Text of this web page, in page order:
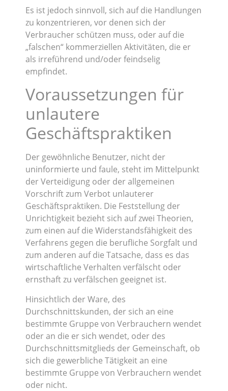
Es ist jedoch sinnvoll, sich auf die Handlungen
zu konzentrieren, vor denen sich der
Verbraucher schützen muss, oder auf die
„falschen“ kommerziellen Aktivitäten, die er
als irreführend und/oder feindselig
empfindet.
Voraussetzungen für
unlautere
Geschäftspraktiken
Der gewöhnliche Benutzer, nicht der
uninformierte und faule, steht im Mittelpunkt
der Verteidigung oder der allgemeinen
Vorschrift zum Verbot unlauterer
Geschäftspraktiken. Die Feststellung der
Unrichtigkeit bezieht sich auf zwei Theorien,
zum einen auf die Widerstandsfähigkeit des
Verfahrens gegen die berufliche Sorgfalt und
zum anderen auf die Tatsache, dass es das
wirtschaftliche Verhalten verfälscht oder
ernsthaft zu verfälschen geeignet ist.
Hinsichtlich der Ware, des
Durchschnittskunden, der sich an eine
bestimmte Gruppe von Verbrauchern wendet
oder an die er sich wendet, oder des
Durchschnittsmitglieds der Gemeinschaft, ob
sich die gewerbliche Tätigkeit an eine
bestimmte Gruppe von Verbrauchern wendet
oder nicht.